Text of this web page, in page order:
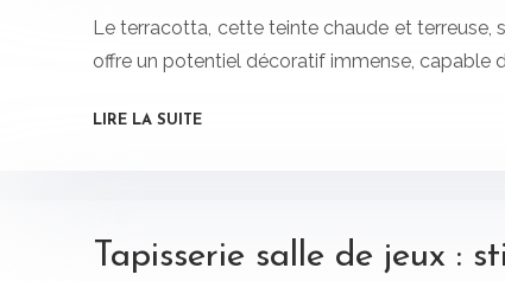
Le terracotta, cette teinte chaude et terreuse,
offre un potentiel décoratif immense, capable
LIRE LA SUITE
Tapisserie salle de jeux :